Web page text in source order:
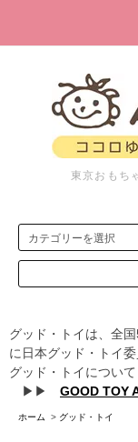
東京おもち
グッド・トイは、全
に日本グッド・トイ
グッド・トイについ
▶▶ GOOD TOY
ホーム > グッド・トイ